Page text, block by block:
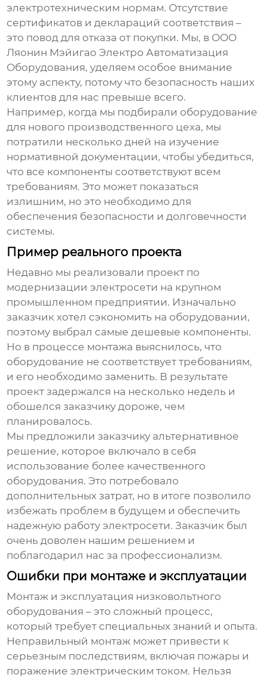
электротехническим нормам. Отсутствие
сертификатов и деклараций соответствия –
это повод для отказа от покупки. Мы, в ООО
Ляонин Мэйигао Электро Автоматизация
Оборудования, уделяем особое внимание
этому аспекту, потому что безопасность наших
клиентов для нас превыше всего.
Например, когда мы подбирали оборудование
для нового производственного цеха, мы
потратили несколько дней на изучение
нормативной документации, чтобы убедиться,
что все компоненты соответствуют всем
требованиям. Это может показаться
излишним, но это необходимо для
обеспечения безопасности и долговечности
системы.
Пример реального проекта
Недавно мы реализовали проект по
модернизации электросети на крупном
промышленном предприятии. Изначально
заказчик хотел сэкономить на оборудовании,
поэтому выбрал самые дешевые компоненты.
Но в процессе монтажа выяснилось, что
оборудование не соответствует требованиям,
и его необходимо заменить. В результате
проект задержался на несколько недель и
обошелся заказчику дороже, чем
планировалось.
Мы предложили заказчику альтернативное
решение, которое включало в себя
использование более качественного
оборудования. Это потребовало
дополнительных затрат, но в итоге позволило
избежать проблем в будущем и обеспечить
надежную работу электросети. Заказчик был
очень доволен нашим решением и
поблагодарил нас за профессионализм.
Ошибки при монтаже и эксплуатации
Монтаж и эксплуатация низковольтного
оборудования – это сложный процесс,
который требует специальных знаний и опыта.
Неправильный монтаж может привести к
серьезным последствиям, включая пожары и
поражение электрическим током. Нельзя